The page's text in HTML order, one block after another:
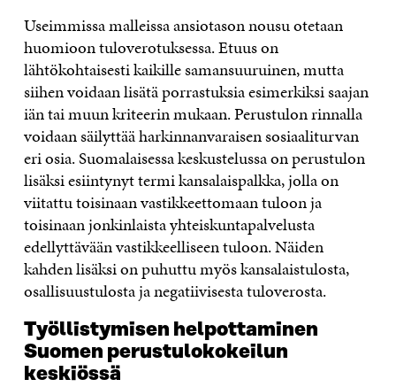
Useimmissa malleissa ansiotason nousu otetaan
huomioon tuloverotuksessa. Etuus on
lähtökohtaisesti kaikille samansuuruinen, mutta
siihen voidaan lisätä porrastuksia esimerkiksi saajan
iän tai muun kriteerin mukaan. Perustulon rinnalla
voidaan säilyttää harkinnanvaraisen sosiaaliturvan
eri osia. Suomalaisessa keskustelussa on perustulon
lisäksi esiintynyt termi kansalaispalkka, jolla on
viitattu toisinaan vastikkeettomaan tuloon ja
toisinaan jonkinlaista yhteiskuntapalvelusta
edellyttävään vastikkeelliseen tuloon. Näiden
kahden lisäksi on puhuttu myös kansalaistulosta,
osallisuustulosta ja negatiivisesta tuloverosta.
Työllistymisen helpottaminen
Suomen perustulokokeilun
keskiössä